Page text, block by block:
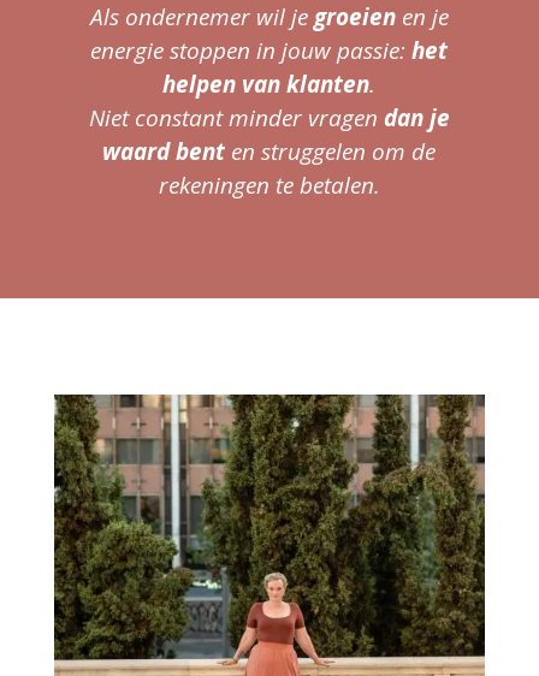
Als ondernemer wil jegroeienen je
energie stoppen in jouw passie:het
helpen van klanten.
Niet constant minder vragen dan je
waard bent en struggelen om de
rekeningen te betalen.